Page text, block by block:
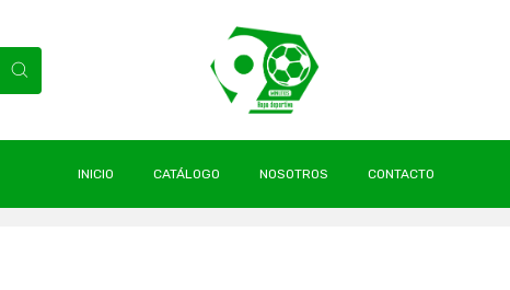
INICIO CATÁLOGO NOSOTROS
CONTACTO